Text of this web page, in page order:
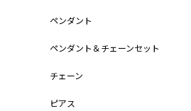
ペンダント
ペンダント＆チェーンセット
チェーン
ピアス